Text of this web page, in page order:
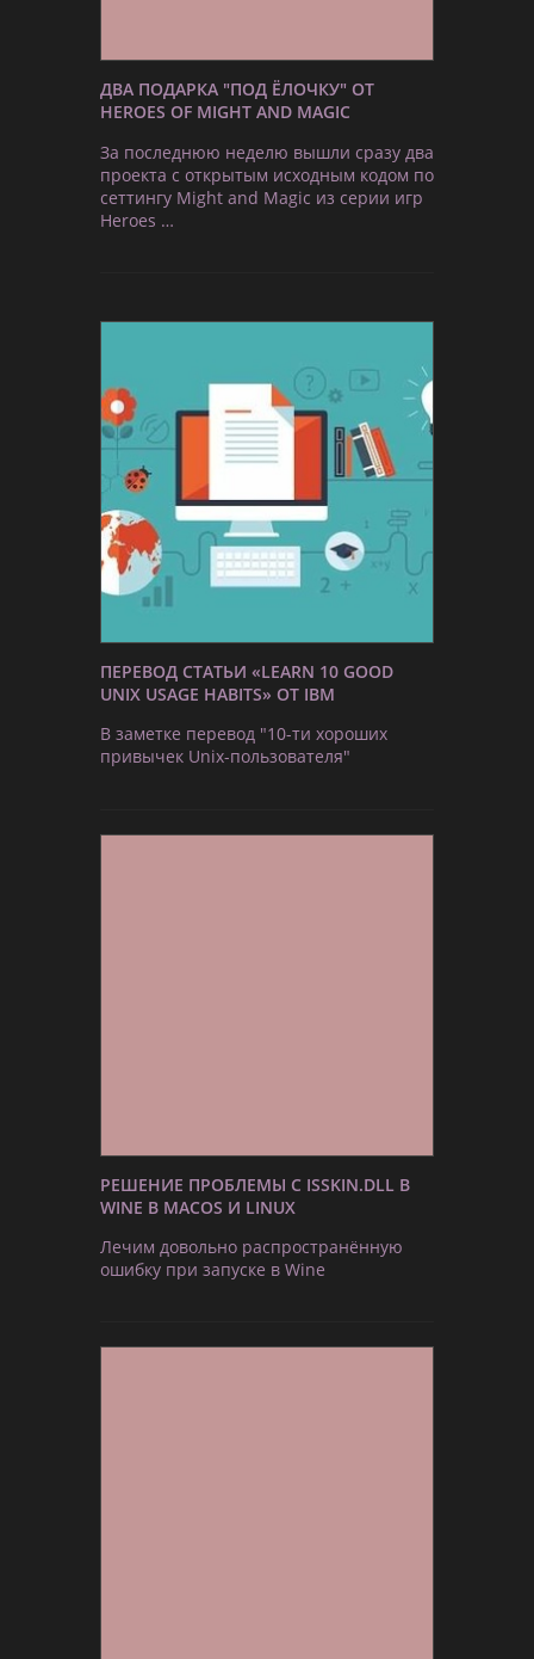
ДВА ПОДАРКА "ПОД ЁЛОЧКУ" ОТ
HEROES OF MIGHT AND MAGIC
За последнюю неделю вышли сразу два
проекта с открытым исходным кодом по
сеттингу Might and Magic из серии игр
Heroes …
ПЕРЕВОД СТАТЬИ «LEARN 10 GOOD
UNIX USAGE HABITS» ОТ IBM
В заметке перевод "10-ти хороших
привычек Unix-пользователя"
РЕШЕНИЕ ПРОБЛЕМЫ С ISSKIN.DLL В
WINE В MACOS И LINUX
Лечим довольно распространённую
ошибку при запуске в Wine